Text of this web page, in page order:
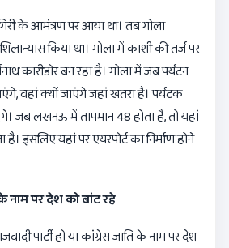
के आमंत्रण पर आया था। तब गोला
किया था। गोला में काशी की तर्ज पर
कारीडोर बन रहा है। गोला में जब पर्यटन
वहां क्यों जाएंगे जहां खतरा है। पर्यटक
जब लखनऊ में तापमान 48 होता है, तो यहां
इसलिए यहां पर एयरपोर्ट का निर्माण होने
नाम पर देश को बांट रहे
पार्टी हो या कांग्रेस जाति के नाम पर देश